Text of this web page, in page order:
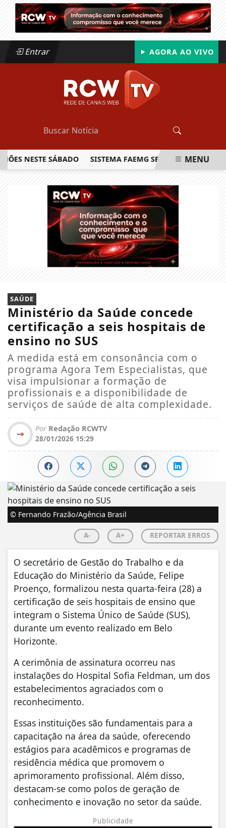
Entrar AGORA AO VIVO
NESTE SÁBADO SISTEMA FAEMG SENAR LANÇA OMENU
SAÚDE
Ministério da Saúde concede
certificação a seis hospitais de
ensino no SUS
A medida está em consonância com o
programa Agora Tem Especialistas, que
visa impulsionar a formação de
profissionais e a disponibilidade de
serviços de saúde de alta complexidade.
Por Redação RCWTV
28/01/2026 15:29
© Fernando Frazão/Agência Brasil
A- A+ REPORTAR ERROS
O secretário de Gestão do Trabalho e da
Educação do Ministério da Saúde, Felipe
Proenço, formalizou nesta quarta-feira (28) a
certificação de seis hospitais de ensino que
integram o Sistema Único de Saúde (SUS),
durante um evento realizado em Belo
Horizonte.
A cerimônia de assinatura ocorreu nas
instalações do Hospital Sofia Feldman, um dos
estabelecimentos agraciados com o
reconhecimento.
Essas instituições são fundamentais para a
capacitação na área da saúde, oferecendo
estágios para acadêmicos e programas de
residência médica que promovem o
aprimoramento profissional. Além disso,
destacam-se como polos de geração de
conhecimento e inovação no setor da saúde.
Publicidade